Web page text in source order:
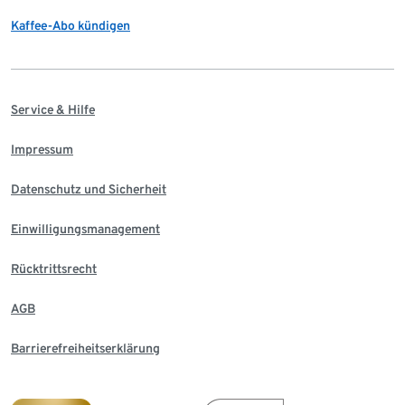
Kaffee-Abo kündigen
Service & Hilfe
Impressum
Datenschutz und Sicherheit
Einwilligungsmanagement
Rücktrittsrecht
AGB
Barrierefreiheitserklärung